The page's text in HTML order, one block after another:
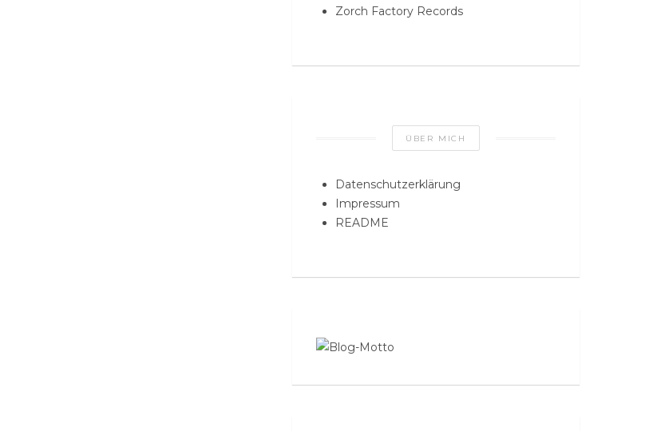
Zorch Factory Records
ÜBER MICH
Datenschutzerklärung
Impressum
README